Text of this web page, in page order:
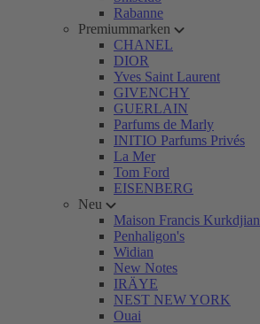
Rabanne
Premiummarken
CHANEL
DIOR
Yves Saint Laurent
GIVENCHY
GUERLAIN
Parfums de Marly
INITIO Parfums Privés
La Mer
Tom Ford
EISENBERG
Neu
Maison Francis Kurkdjian
Penhaligon's
Widian
New Notes
IRÄYE
NEST NEW YORK
Ouai